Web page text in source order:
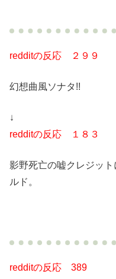
redditの反応 ２９９
幻想曲風ソナタ!!
↓
redditの反応 １８３
影野死亡の嘘クレジッ
ルド。
redditの反応 389